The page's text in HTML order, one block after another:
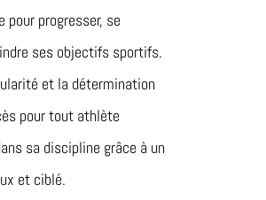
pour progresser, se
ses objectifs sportifs.
et la détermination
pour tout athlète
sa discipline grâce à un
et ciblé.